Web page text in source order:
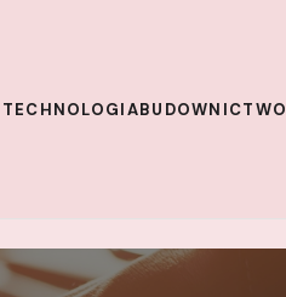
TECHNOLOGIABUDOWNICTWO